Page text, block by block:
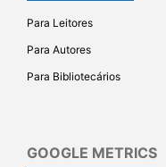
Para Leitores
Para Autores
Para Bibliotecários
GOOGLE METRICS